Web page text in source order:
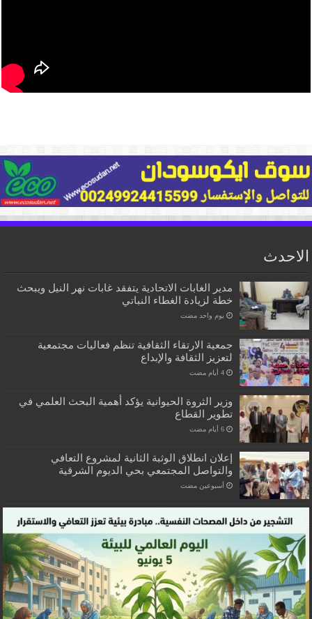
الاحدث
مدير الغابات الاتحادية يتفقد غابات نهر النيل ويبحث
خطة لزيادة الغطاء النباتي
‏يوم واحد مضت
جمعية الارتقاء الثقافية تنظم فعاليات مجتمعية
لتعزيز الثقافة والإبداع
وزير الثروة الحيوانية يؤكد أهمية البحث العلمي في
تطوير القطاع
إعلان انطلاق الوثبة الثانية لمشروع التعافي
والتواصل المجتمعي بحي الديوم الشرقية
‏أسبوعين مضت